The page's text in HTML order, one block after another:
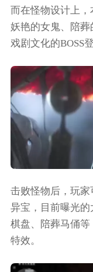
而在怪物设计上
妖艳的女鬼、陪
戏剧文化的BOSS登
击败怪物后，玩
异宝，目前曝光的
棋盘、陪葬马俑
特效。